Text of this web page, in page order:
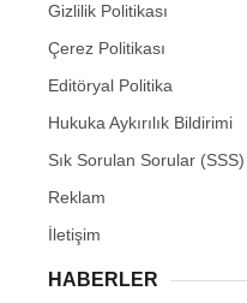
Gizlilik Politikası
Çerez Politikası
Editöryal Politika
Hukuka Aykırılık Bildirimi
Sık Sorulan Sorular (SSS)
Reklam
İletişim
HABERLER